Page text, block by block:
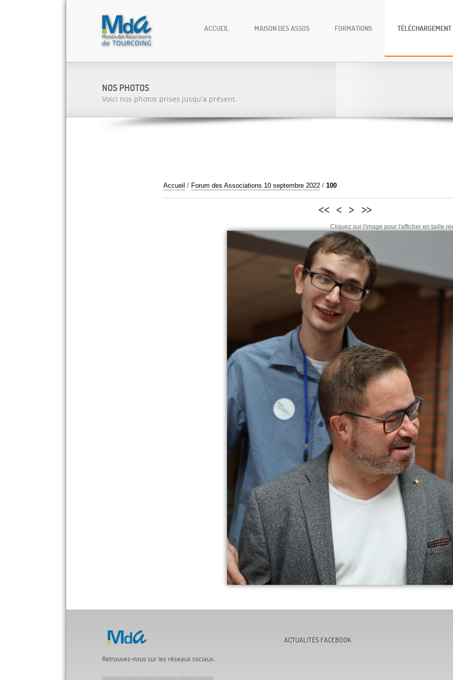
ACCUEIL MAISON DES ASSOS FORMATIONS TÉLÉCHARGEMENT
NOS PHOTOS
Voici nos photos prises jusqu'a présent.
Accueil / Forum des Associations 10 septembre 2022 / 100
<< < > >>
Cliquez sur l'image pour l'afficher en taille
Retrouvez-nous sur les réseaux sociaux...
ACTUALITÉS FACEBOOK